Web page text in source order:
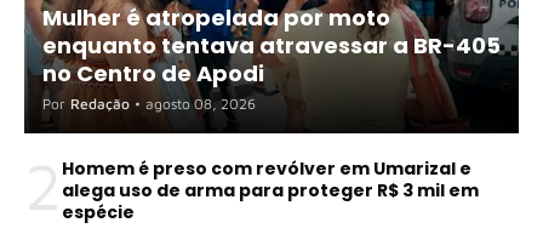
Mulher é atropelada por moto
enquanto tentava atravessar a BR-405
no Centro de Apodi
Por Redação • agosto 08, 2026
2 Homem é preso com revólver em Umarizal e
alega uso de arma para proteger R$ 3 mil em
espécie